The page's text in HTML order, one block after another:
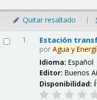
Quitar resaltado |
1. Estación
porAgua y
Idioma:Español
Editor:Buenos
Disponibilidad: